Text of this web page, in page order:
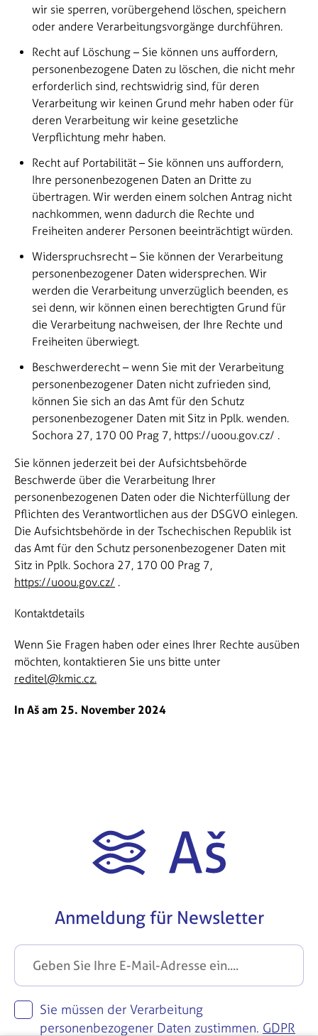
wir sie sperren, vorübergehend löschen, speichern
oder andere Verarbeitungsvorgänge durchführen.
Recht auf Löschung – Sie können uns auffordern,
personenbezogene Daten zu löschen, die nicht mehr
erforderlich sind, rechtswidrig sind, für deren
Verarbeitung wir keinen Grund mehr haben oder für
deren Verarbeitung wir keine gesetzliche
Verpflichtung mehr haben.
Recht auf Portabilität – Sie können uns auffordern,
Ihre personenbezogenen Daten an Dritte zu
übertragen. Wir werden einem solchen Antrag nicht
nachkommen, wenn dadurch die Rechte und
Freiheiten anderer Personen beeinträchtigt würden.
Widerspruchsrecht – Sie können der Verarbeitung
personenbezogener Daten widersprechen. Wir
werden die Verarbeitung unverzüglich beenden, es
sei denn, wir können einen berechtigten Grund für
die Verarbeitung nachweisen, der Ihre Rechte und
Freiheiten überwiegt.
Beschwerderecht – wenn Sie mit der Verarbeitung
personenbezogener Daten nicht zufrieden sind,
können Sie sich an das Amt für den Schutz
personenbezogener Daten mit Sitz in Pplk. wenden.
Sochora 27, 170 00 Prag 7, https://uoou.gov.cz/ .
Sie können jederzeit bei der Aufsichtsbehörde
Beschwerde über die Verarbeitung Ihrer
personenbezogenen Daten oder die Nichterfüllung der
Pflichten des Verantwortlichen aus der DSGVO einlegen.
Die Aufsichtsbehörde in der Tschechischen Republik ist
das Amt für den Schutz personenbezogener Daten mit
Sitz in Pplk. Sochora 27, 170 00 Prag 7,
https://uoou.gov.cz/ .
Kontaktdetails
Wenn Sie Fragen haben oder eines Ihrer Rechte ausüben
möchten, kontaktieren Sie uns bitte unter
reditel@kmic.cz.
In Aš am 25. November 2024
Anmeldung für Newsletter
Sie müssen der Verarbeitung
personenbezogener Daten zustimmen. GDPR